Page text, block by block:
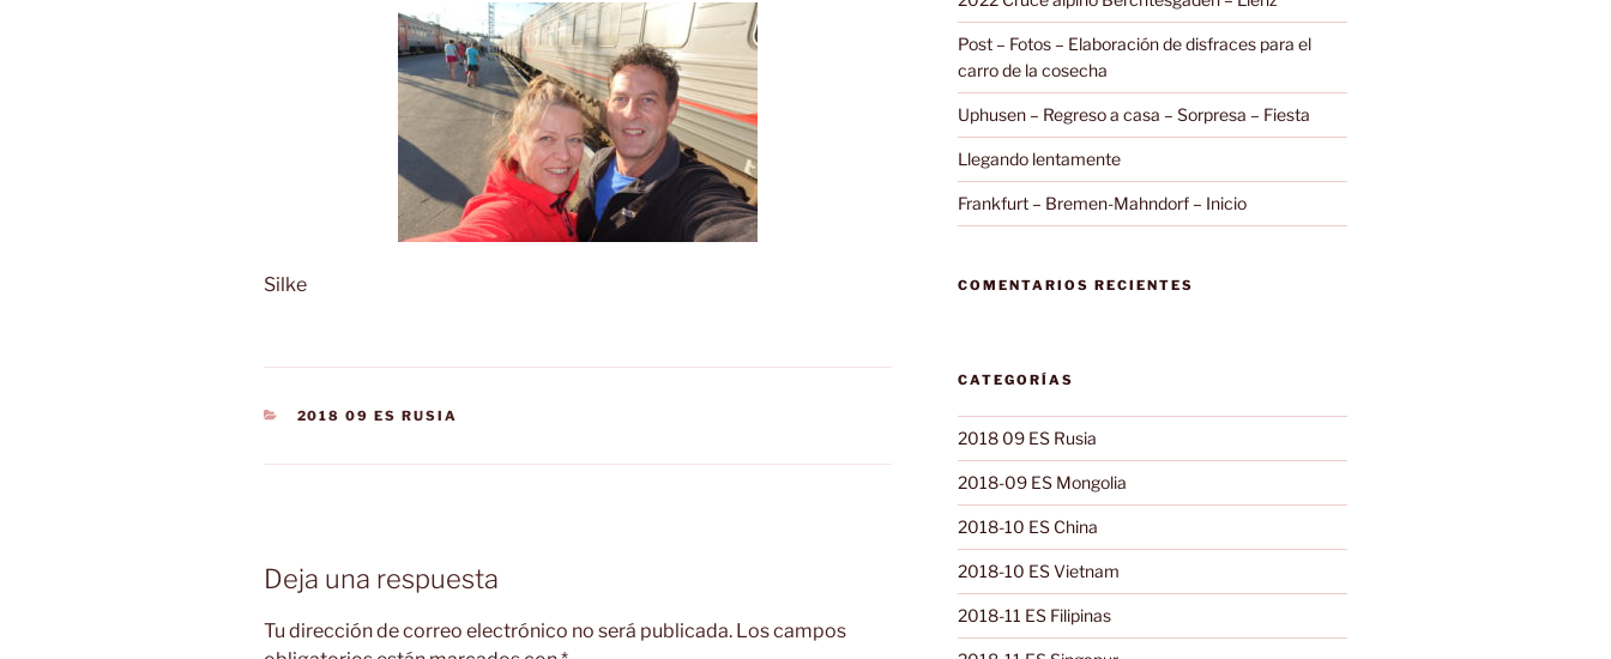
Silke
CATEGORÍAS
2018 09 ES RUSIA
Deja una respuesta
Tu dirección de correo electrónico no será publicada. Los campos
Post – Fotos – Elaboración de disfraces para el
carro de la cosecha
Uphusen – Regreso a casa – Sorpresa – Fiesta
Llegando lentamente
Frankfurt – Bremen-Mahndorf – Inicio
COMENTARIOS RECIENTES
CATEGORÍAS
2018 09 ES Rusia
2018-09 ES Mongolia
2018-10 ES China
2018-10 ES Vietnam
2018-11 ES Filipinas